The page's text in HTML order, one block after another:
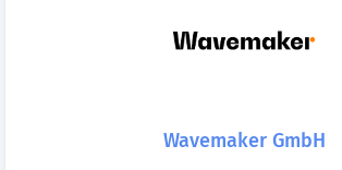
Wavemaker GmbH